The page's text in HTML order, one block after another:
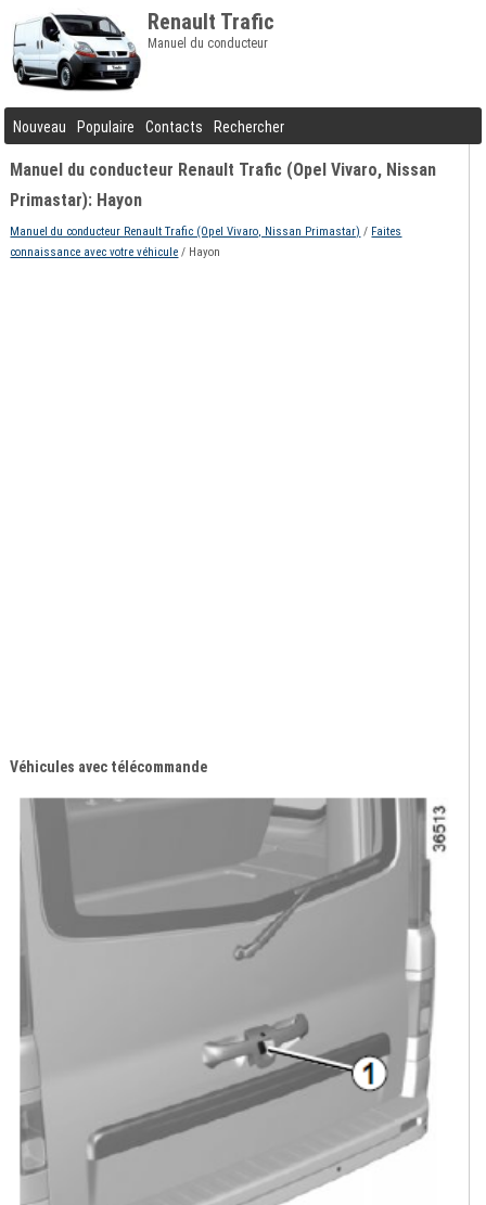
Renault Trafic
Manuel du conducteur
Nouveau Populaire Contacts Rechercher
Manuel du conducteur Renault Trafic (Opel Vivaro, Nissan
Primastar): Hayon
Manuel du conducteur Renault Trafic (Opel Vivaro, Nissan Primastar) / Faites
connaissance avec votre véhicule / Hayon
Véhicules avec télécommande